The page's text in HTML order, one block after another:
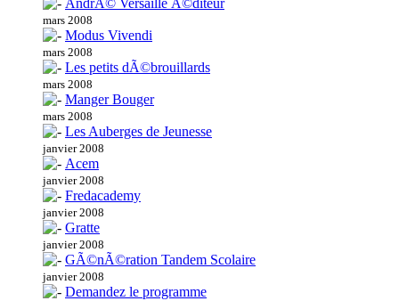
AndrÃ© Versaille Ã©diteur
mars 2008
Modus Vivendi
mars 2008
Les petits dÃ©brouillards
mars 2008
Manger Bouger
mars 2008
Les Auberges de Jeunesse
janvier 2008
Acem
janvier 2008
Fredacademy
janvier 2008
Gratte
janvier 2008
GÃ©nÃ©ration Tandem Scolaire
janvier 2008
Demandez le programme